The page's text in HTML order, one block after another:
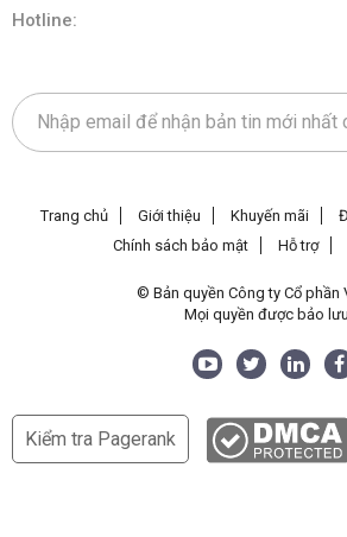
Hotline:
Trang chủ Giới thiệu Khuyến mãi
Chính sách bảo mật
Hỗ trợ
© Bản quyền Công ty Cổ phần
Mọi quyền được bảo lưu
Kiểm tra Pagerank